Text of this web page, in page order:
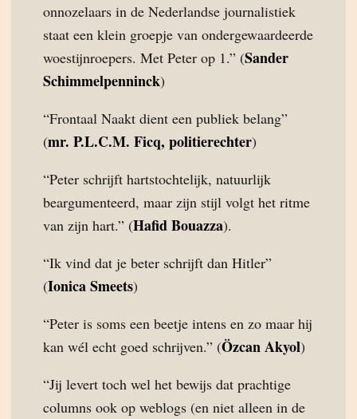
onnozelaars in de Nederlandse journalistiek
staat een klein groepje van ondergewaardeerde
woestijnroepers. Met Peter op 1.” (Sander
Schimmelpenninck)
“Frontaal Naakt dient een publiek belang”
(mr. P.L.C.M. Ficq, politierechter)
“Peter schrijft hartstochtelijk, natuurlijk
beargumenteerd, maar zijn stijl volgt het ritme
van zijn hart.” (Hafid Bouazza).
“Ik vind dat je beter schrijft dan Hitler”
(Ionica Smeets)
“Peter is soms een beetje intens en zo maar hij
kan wél echt goed schrijven.” (Özcan Akyol)
“Jij levert toch wel het bewijs dat prachtige
columns ook op weblogs (en niet alleen in de